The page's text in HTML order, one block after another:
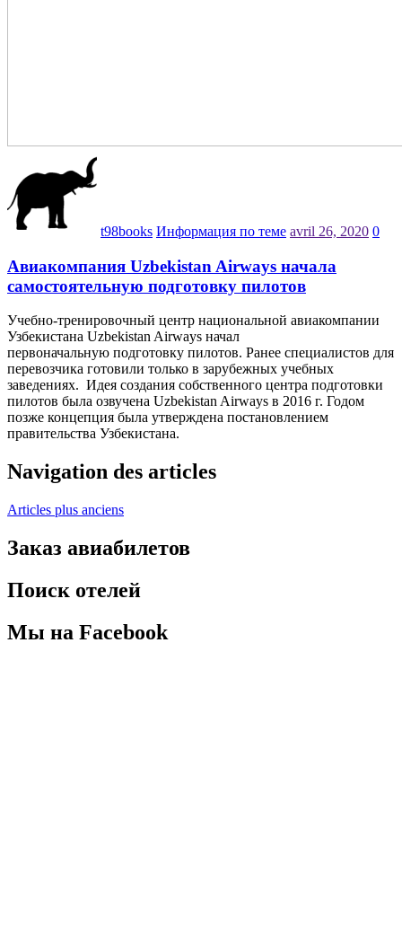
t98books Информация по теме avril 26, 2020 0
Авиакомпания Uzbekistan Airways начала
самостоятельную подготовку пилотов
Учебно-тренировочный центр национальной авиакомпании
Узбекистана Uzbekistan Airways начал
первоначальную подготовку пилотов. Ранее специалистов для
перевозчика готовили только в зарубежных учебных
заведениях. Идея создания собственного центра подготовки
пилотов была озвучена Uzbekistan Airways в 2016 г. Годом
позже концепция была утверждена постановлением
правительства Узбекистана.
Navigation des articles
Articles plus anciens
Заказ авиабилетов
Поиск отелей
Мы на Facebook